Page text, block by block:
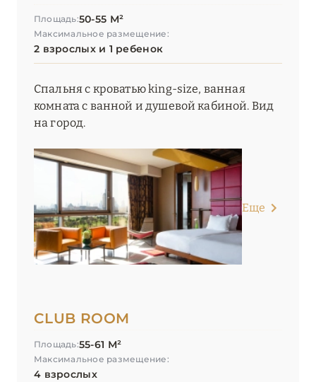
Palazzo Versace Dubai
Park Hyatt Dubai
Raffles The Palm Dubai
SIRO One Za’abeel
Sofitel Dubai Downtown
Sofitel Dubai Jumeirah Beach
Sofitel Dubai The Palm Resort & Spa
The Lana, Dorchester Collection
The Ritz-Carlton, Dubai
The St. Regis Dubai, The Palm
Площадь:50-55 М²
Максимальное размещение:
2 взрослых и 1 ребенок
Спальня с кроватью king-size, ванная
комната с ванной и душевой кабиной. Вид
на город.
Еще
CLUB ROOM
Площадь:55-61 М²
Максимальное размещение:
4 взрослых